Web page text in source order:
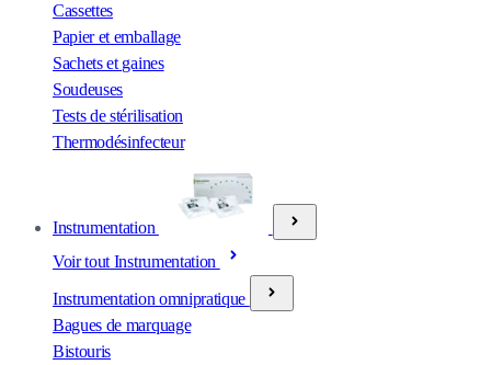
Cassettes
Papier et emballage
Sachets et gaines
Soudeuses
Tests de stérilisation
Thermodésinfecteur
Instrumentation
Voir tout Instrumentation
Instrumentation omnipratique
Bagues de marquage
Bistouris